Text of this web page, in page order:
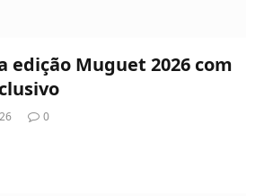
edição Muguet 2026 com
0